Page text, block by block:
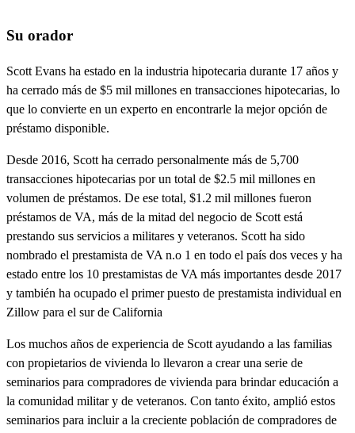
Su orador
Scott Evans ha estado en la industria hipotecaria durante 17 años y
ha cerrado más de $5 mil millones en transacciones hipotecarias, lo
que lo convierte en un experto en encontrarle la mejor opción de
préstamo disponible.
Desde 2016, Scott ha cerrado personalmente más de 5,700
transacciones hipotecarias por un total de $2.5 mil millones en
volumen de préstamos. De ese total, $1.2 mil millones fueron
préstamos de VA, más de la mitad del negocio de Scott está
prestando sus servicios a militares y veteranos. Scott ha sido
nombrado el prestamista de VA n.o 1 en todo el país dos veces y ha
estado entre los 10 prestamistas de VA más importantes desde 2017
y también ha ocupado el primer puesto de prestamista individual en
Zillow para el sur de California
Los muchos años de experiencia de Scott ayudando a las familias
con propietarios de vivienda lo llevaron a crear una serie de
seminarios para compradores de vivienda para brindar educación a
la comunidad militar y de veteranos. Con tanto éxito, amplió estos
seminarios para incluir a la creciente población de compradores de